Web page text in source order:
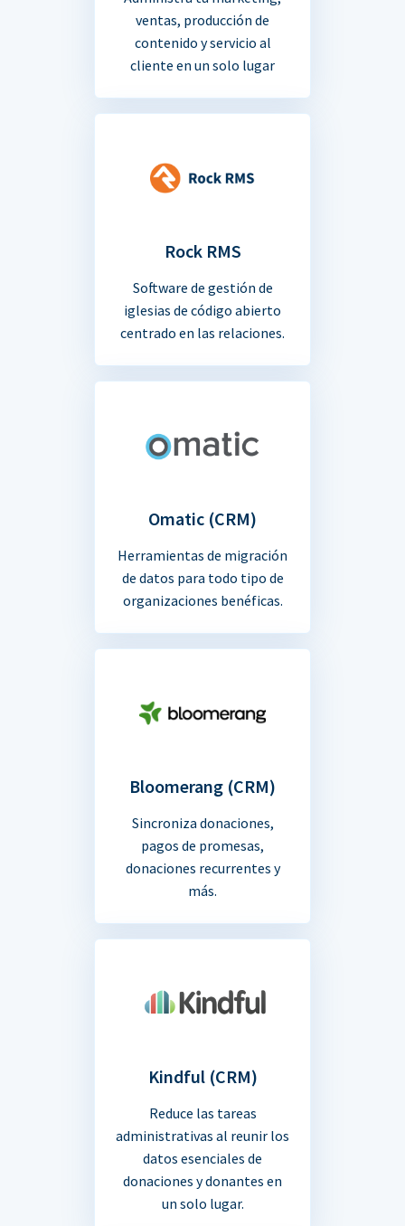
ventas, producción de
contenido y servicio al
cliente en un solo lugar
Rock RMS
Software de gestión de
iglesias de código abierto
centrado en las relaciones.
Omatic (CRM)
Herramientas de migración
de datos para todo tipo de
organizaciones benéficas.
Bloomerang (CRM)
Sincroniza donaciones,
pagos de promesas,
donaciones recurrentes y
más.
Kindful (CRM)
Reduce las tareas
administrativas al reunir los
datos esenciales de
donaciones y donantes en
un solo lugar.